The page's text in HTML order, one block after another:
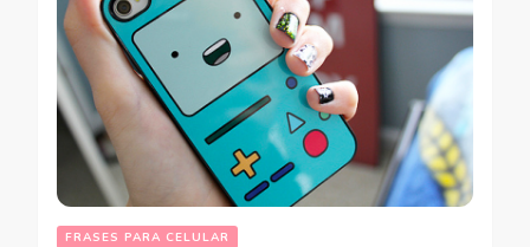
FRASES PARA CELULAR